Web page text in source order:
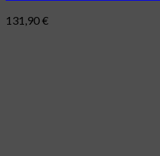
131,90€